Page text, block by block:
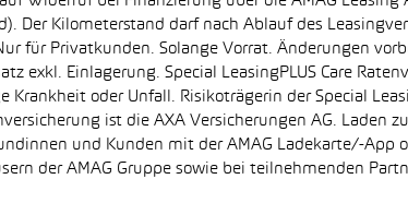
Der Kilometerstand darf nach Ablauf des
Privatkunden. Solange Vorrat. Änderungen
Einlagerung. Special LeasingPLUS Care
oder Unfall. Risikoträgerin der Special
ist die AXA Versicherungen AG. Laden
und Kunden mit der AMAG Ladekarte/-App
der AMAG Gruppe sowie bei teilnehmenden